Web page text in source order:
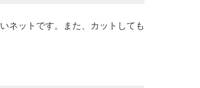
ネットです。また、カットしても